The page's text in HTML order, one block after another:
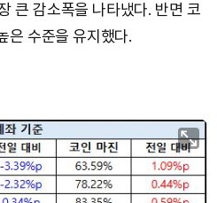
큰 감소폭을 나타냈다. 반면 코
은 수준을 유지했다.